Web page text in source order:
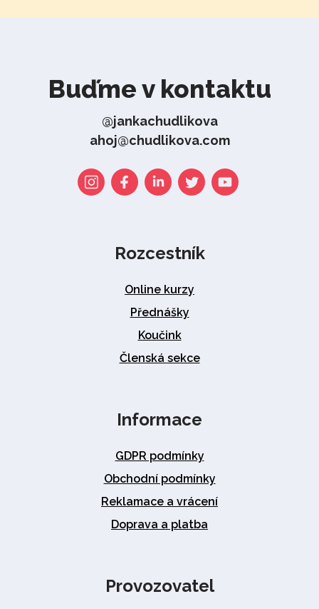
Buďme v kontaktu
@jankachudlikova
ahoj@chudlikova.com
Rozcestník
Online kurzy
Přednášky
Koučink
Členská sekce
Informace
GDPR podmínky
Obchodní podmínky
Reklamace a vrácení
Doprava a platba
Provozovatel